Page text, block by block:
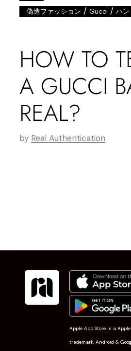
偽造ファッション /Gucci /ハ
HOW TO
A GUCCI
REAL?
by Real Authentication
Apple App Store is a
trademark. Android &